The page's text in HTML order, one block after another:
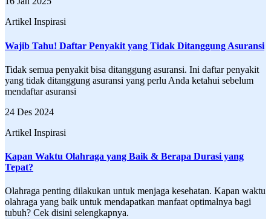
Artikel Inspirasi
Wajib Tahu! Daftar Penyakit yang Tidak Ditanggung Asuransi
Tidak semua penyakit bisa ditanggung asuransi. Ini daftar penyakit
yang tidak ditanggung asuransi yang perlu Anda ketahui sebelum
mendaftar asuransi
24 Des 2024
Artikel Inspirasi
Kapan Waktu Olahraga yang Baik & Berapa Durasi yang
Tepat?
Olahraga penting dilakukan untuk menjaga kesehatan. Kapan waktu
olahraga yang baik untuk mendapatkan manfaat optimalnya bagi
tubuh? Cek disini selengkapnya.